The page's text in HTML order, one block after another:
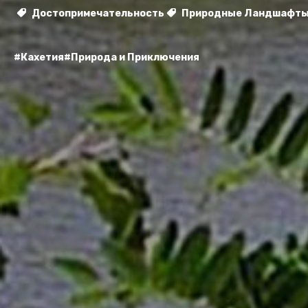
Достопримечательность Природные
#Кахетия#Природа и Приключения